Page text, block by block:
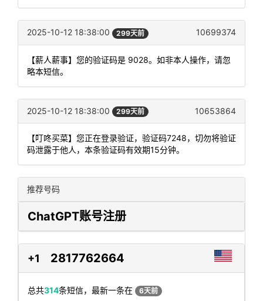
2025-10-12 18:38:00 299天前 10699374
【薪人薪事】您的验证码是 9028。如非本人操作，请忽
略本短信。
2025-10-12 18:38:00 299天前 10653864
【叮咚买菜】您正在登录验证，验证码7248，切勿将验证
码泄露于他人，本条验证码有效期15分钟。
推荐号码
ChatGPT账号注册
+1 2817762664
总共314条短信，最新一条在 6天前